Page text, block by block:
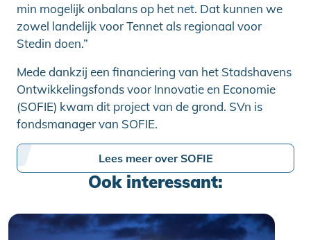
min mogelijk onbalans op het net. Dat kunnen we
zowel landelijk voor Tennet als regionaal voor
Stedin doen.”
Mede dankzij een financiering van het Stadshavens
Ontwikkelingsfonds voor Innovatie en Economie
(SOFIE) kwam dit project van de grond. SVn is
fondsmanager van SOFIE.
Lees meer over SOFIE
Ook interessant: